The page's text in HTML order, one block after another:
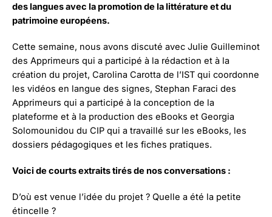
des langues avec la promotion de la littérature et du
patrimoine européens.
Cette semaine, nous avons discuté avec Julie Guilleminot
des Apprimeurs qui a participé à la rédaction et à la
création du projet, Carolina Carotta de l’IST qui coordonne
les vidéos en langue des signes, Stephan Faraci des
Apprimeurs qui a participé à la conception de la
plateforme et à la production des eBooks et Georgia
Solomounidou du CIP qui a travaillé sur les eBooks, les
dossiers pédagogiques et les fiches pratiques.
Voici de courts extraits tirés de nos conversations :
D’où est venue l’idée du projet ? Quelle a été la petite
étincelle ?